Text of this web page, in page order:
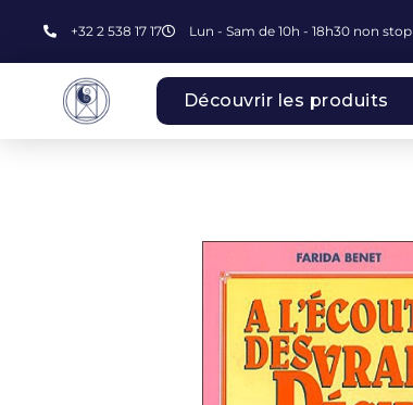
+32 2 538 17 17 Lun - Sam de 10h - 18h30 non stop
Découvrir les produits